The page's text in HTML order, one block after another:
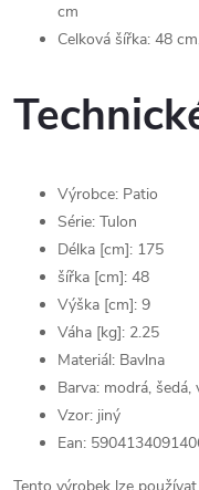
cm
Celková šířka: 48
Výrobce: Patio
Série: Tulon
Délka [cm]: 175
šířka [cm]: 48
Výška [cm]: 9
Váha [kg]: 2.25
Materiál: Bavlna
Barva: modrá, šedá,
Vzor: jiný
Ean: